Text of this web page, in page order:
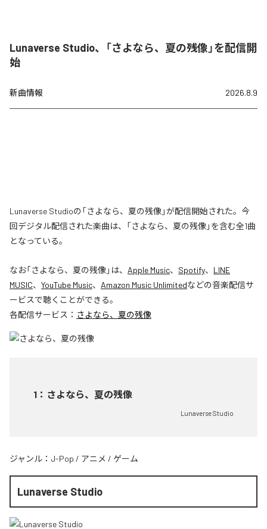
Lunaverse Studio、「さよなら、夏の残像」を配信開
始
新曲情報 2026.8.9
Lunaverse Studioの「さよなら、夏の残像」が配信開始された。今
回デジタル配信された楽曲は、「さよなら、夏の残像」を含む全1曲
となっている。
なお「さよなら、夏の残像」は、 Apple Music、 Spotify、 LINE
MUSIC、 YouTube Music、 Amazon Music Unlimitedなどの音楽配信サ
ービスで聴くことができる。
各配信サービス： さよなら、夏の残像
1 ： さよなら、夏の残像
Lunaverse Studio
ジャンル： J-Pop / アニメ / ゲーム
Lunaverse Studio